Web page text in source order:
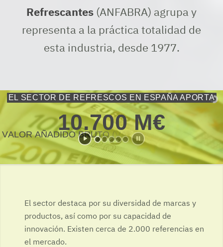
Refrescantes (ANFABRA) agrupa y
representa a la práctica totalidad de
esta industria, desde 1977.
EL SECTOR DE REFRESCOS EN ESPAÑA APORTA
10.700 M€
VALOR AÑADIDO BRUTO (VAB) TOT AL G ER O
El sector destaca por su diversidad de marcas y
productos, así como por su capacidad de
innovación. Existen cerca de 2.000 referencias en
el mercado.